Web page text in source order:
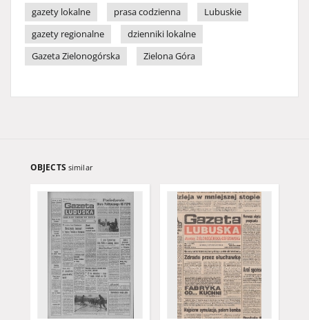
gazety lokalne
prasa codzienna
Lubuskie
gazety regionalne
dzienniki lokalne
Gazeta Zielonogórska
Zielona Góra
OBJECTS similar